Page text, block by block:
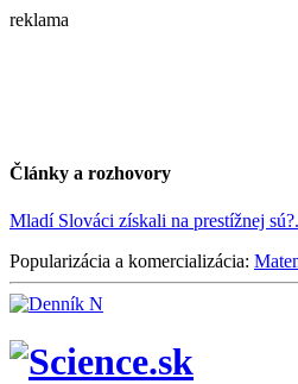
reklama
Články a rozhovory
Mladí Slováci získali na prestížnej
Popularizácia a komercializácia: